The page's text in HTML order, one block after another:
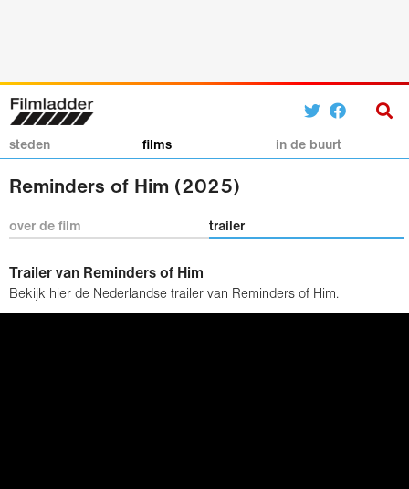
steden films in de buurt
Reminders of Him (2025)
over de film trailer
Trailer van Reminders of Him
Bekijk hier de Nederlandse trailer van Reminders of Him.